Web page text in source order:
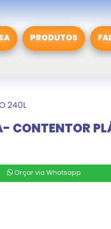
PRODUTOS
240L
Orçar via Whatsapp